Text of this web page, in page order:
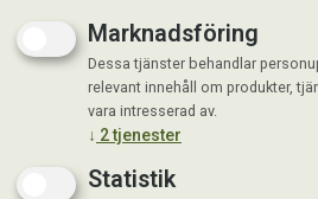
Marknadsföring
Dessa tjänster behandlar
relevant innehåll om produkter,
vara intresserad av.
↓ 2tjenester
Statistik